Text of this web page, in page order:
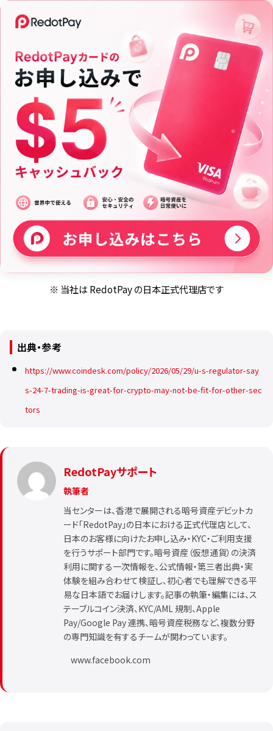
※ 当社は RedotPay の日本正式代理店です
出典・参考
https://www.coindesk.com/policy/2026/05/29/u-s-regulator-say
s-24-7-trading-is-great-for-crypto-may-not-be-fit-for-other-sec
tors
RedotPayサポート
執筆者
当センターは、香港で展開される暗号資産デビットカ
ード「RedotPay」の日本における正式代理店として、
日本のお客様に向けたお申し込み・KYC・ご利用支援
を行うサポート部門です。暗号資産（仮想通貨）の決済
利用に関する一次情報を、公式情報・第三者出典・実
体験を組み合わせて検証し、初心者でも理解できる平
易な日本語でお届けします。記事の執筆・編集には、ス
テーブルコイン決済、KYC/AML 規制、Apple
Pay/Google Pay 連携、暗号資産税務など、複数分野
の専門知識を有するチームが関わっています。
www.facebook.com